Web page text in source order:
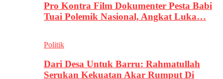
Pro Kontra Film Dokumenter Pesta Babi
Tuai Polemik Nasional, Angkat Luka…
Politik
Dari Desa Untuk Barru: Rahmatullah
Serukan Kekuatan Akar Rumput Di